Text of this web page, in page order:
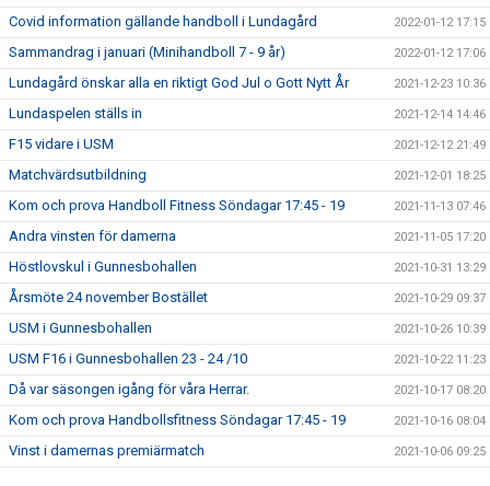
Covid information gällande handboll i Lundagård 2022-01-12 17:15
Sammandrag i januari (Minihandboll 7 - 9 år) 2022-01-12 17:06
Lundagård önskar alla en riktigt God Jul o Gott Nytt År 2021-12-23 10:36
Lundaspelen ställs in 2021-12-14 14:46
F15 vidare i USM 2021-12-12 21:49
Matchvärdsutbildning 2021-12-01 18:25
Kom och prova Handboll Fitness Söndagar 17:45 - 19 2021-11-13 07:46
Andra vinsten för damerna 2021-11-05 17:20
Höstlovskul i Gunnesbohallen 2021-10-31 13:29
Årsmöte 24 november Bostället 2021-10-29 09:37
USM i Gunnesbohallen 2021-10-26 10:39
USM F16 i Gunnesbohallen 23 - 24 /10 2021-10-22 11:23
Då var säsongen igång för våra Herrar. 2021-10-17 08:20
Kom och prova Handbollsfitness Söndagar 17:45 - 19 2021-10-16 08:04
Vinst i damernas premiärmatch 2021-10-06 09:25